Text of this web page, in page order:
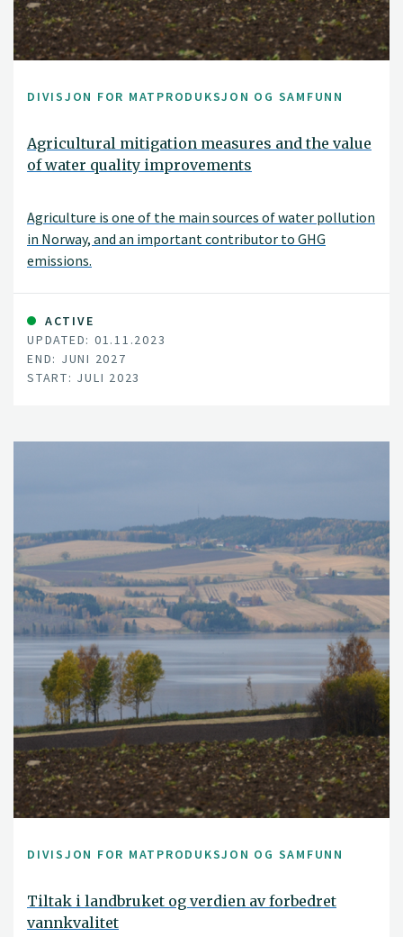
DIVISJON FOR MATPRODUKSJON OG SAMFUNN
Agricultural mitigation measures and the value
of water quality improvements
Agriculture is one of the main sources of water pollution
in Norway, and an important contributor to GHG
emissions.
ACTIVE
UPDATED: 01.11.2023
END: JUNI 2027
START: JULI 2023
DIVISJON FOR MATPRODUKSJON OG SAMFUNN
Tiltak i landbruket og verdien av forbedret
vannkvalitet